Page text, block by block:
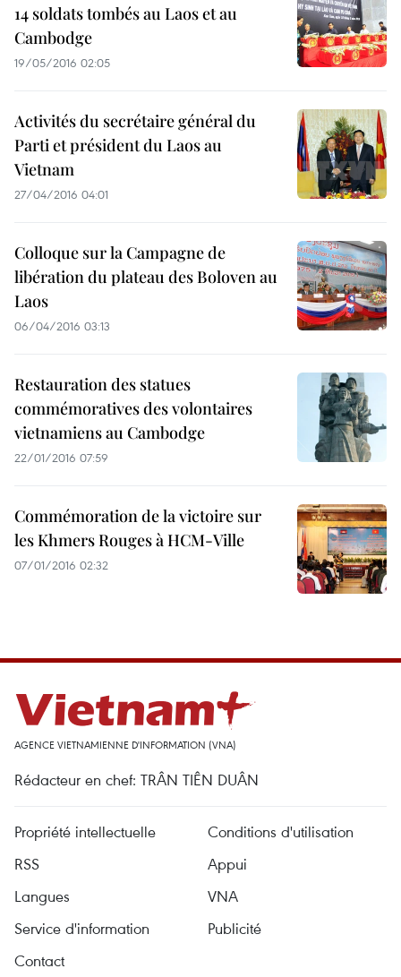
14 soldats tombés au Laos et au
Cambodge
19/05/2016 02:05
Activités du secrétaire général du
Parti et président du Laos au
Vietnam
27/04/2016 04:01
Colloque sur la Campagne de
libération du plateau des Boloven au
Laos
06/04/2016 03:13
Restauration des statues
commémoratives des volontaires
vietnamiens au Cambodge
22/01/2016 07:59
Commémoration de la victoire sur
les Khmers Rouges à HCM-Ville
07/01/2016 02:32
AGENCE VIETNAMIENNE D'INFORMATION (VNA)
Rédacteur en chef: TRÂN TIÊN DUÂN
Propriété intellectuelle
Conditions d'utilisation
RSS
Appui
Langues
VNA
Service d'information
Publicité
Contact